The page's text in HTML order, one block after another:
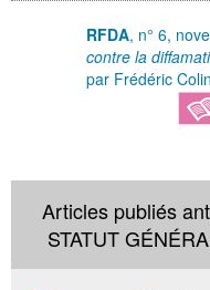
RFDA, n° 6,
contre la
par Frédéric
Articles publiés
STATUT